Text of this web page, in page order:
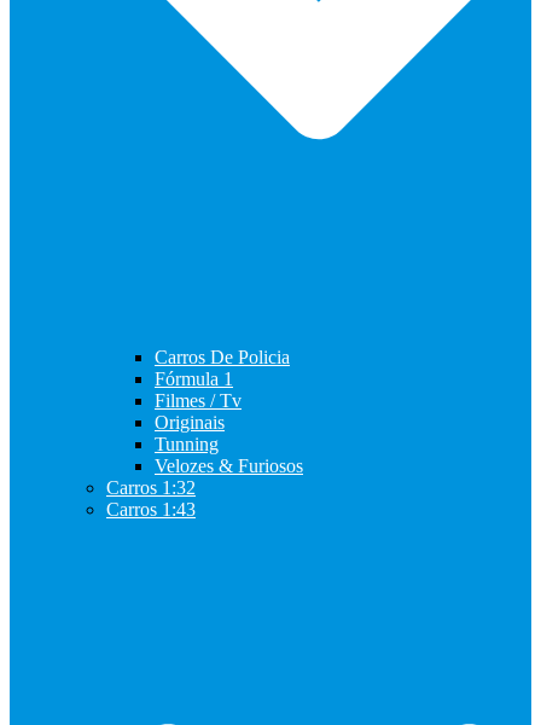
Carros De Policia
Fórmula 1
Filmes / Tv
Originais
Tunning
Velozes & Furiosos
Carros 1:32
Carros 1:43